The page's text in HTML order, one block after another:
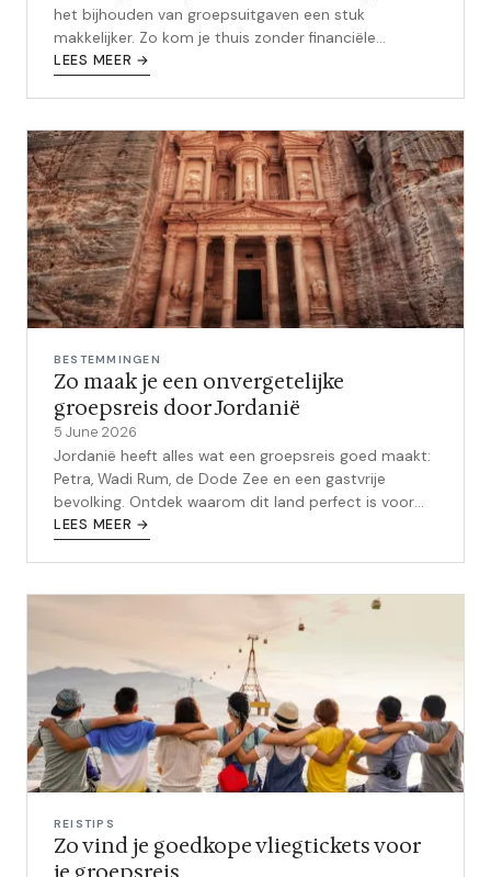
het bijhouden van groepsuitgaven een stuk
makkelijker. Zo kom je thuis zonder financiële
rompslomp.
LEES MEER →
BESTEMMINGEN
Zo maak je een onvergetelijke
groepsreis door Jordanië
5 June 2026
Jordanië heeft alles wat een groepsreis goed maakt:
Petra, Wadi Rum, de Dode Zee en een gastvrije
bevolking. Ontdek waarom dit land perfect is voor
een onvergetelijke reis met vrienden.
LEES MEER →
REISTIPS
Zo vind je goedkope vliegtickets voor